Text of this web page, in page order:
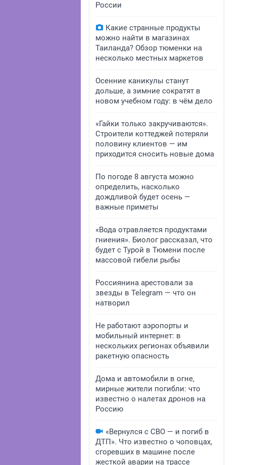
России
Какие странные продукты
можно найти в магазинах
Таиланда? Обзор тюменки на
несколько местных маркетов
Осенние каникулы станут
дольше, а зимние сократят в
новом учебном году: в чём дело
«Гайки только закручиваются».
Строители коттеджей потеряли
половину клиентов — им
приходится сносить новые дома
По погоде 8 августа можно
определить, насколько
дождливой будет осень —
важные приметы
«Вода отравляется продуктами
гниения». Биолог рассказал, что
будет с Турой в Тюмени после
массовой гибели рыбы
Россиянина арестовали за
звезды в Telegram — что он
натворил
Не работают аэропорты и
мобильный интернет: в
нескольких регионах объявили
ракетную опасность
Дома и автомобили в огне,
мирные жители погибли: что
известно о налетах дронов на
Россию
«Вернулся с СВО — и погиб в
ДТП». Что известно о чоповцах,
сгоревших в машине после
жесткой аварии на трассе